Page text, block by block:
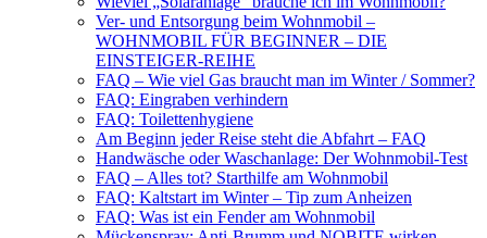
Ver- und Entsorgung beim Wohnmobil –
WOHNMOBIL FÜR BEGINNER – DIE
EINSTEIGER-REIHE
FAQ – Wie viel Gas braucht man im Winter / Sommer?
FAQ: Eingraben verhindern
FAQ: Toilettenhygiene
Am Beginn jeder Reise steht die Abfahrt – FAQ
Handwäsche oder Waschanlage: Der Wohnmobil-Test
FAQ – Alles tot? Starthilfe am Wohnmobil
FAQ: Kaltstart im Winter – Tip zum Anheizen
FAQ: Was ist ein Fender am Wohnmobil